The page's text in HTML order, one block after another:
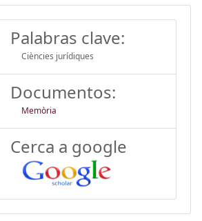
Palabras clave:
Ciències jurídiques
Documentos:
Memòria
Cerca a google